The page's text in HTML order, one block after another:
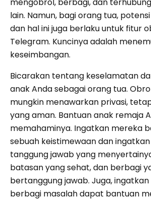
lain. Namun, bagi orang tua,
dan hal ini juga berlaku untuk fitur
Telegram. Kuncinya adalah
keseimbangan.
Bicarakan tentang keselamatan
anak Anda sebagai orang tua.
mungkin menawarkan privasi,
yang aman. Bantuan anak remaja
memahaminya. Ingatkan mereka
sebuah keistimewaan dan
tanggung jawab yang
batasan yang sehat, dan berbagi
bertanggung jawab. Juga,
berbagi masalah dapat bantuan